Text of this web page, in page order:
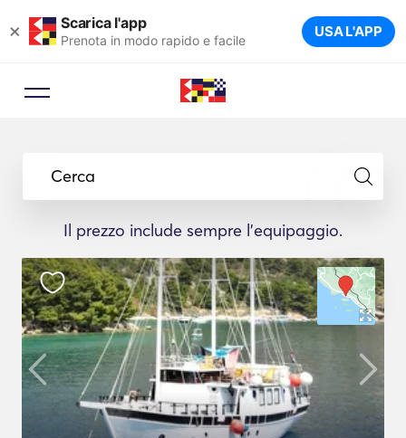
× Scarica l'app
Prenota in modo rapido e facile USA L'APP
Cerca
Il prezzo include sempre l'equipaggio.